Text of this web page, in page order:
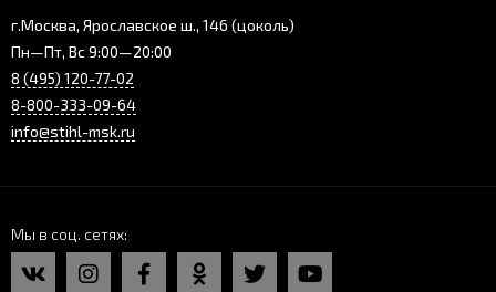
г.Москва, Ярославское ш., 146 (цоколь)
Пн—Пт, Вс 9:00—20:00
8 (495) 120-77-02
8-800-333-09-64
info@stihl-msk.ru
Мы в соц. сетях